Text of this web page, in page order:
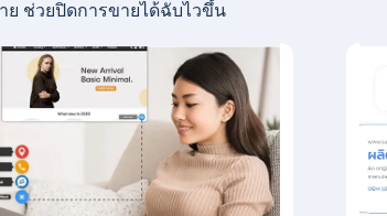
ย ช่วยปิดการขายได้ฉับไวขึ้น